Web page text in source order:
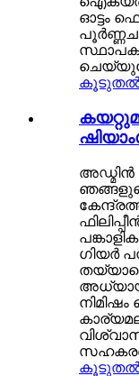
ഓട്ടം
കൂടുതൽ
അഡ്മിൻ
ഗിയർ
കൂടുതൽ